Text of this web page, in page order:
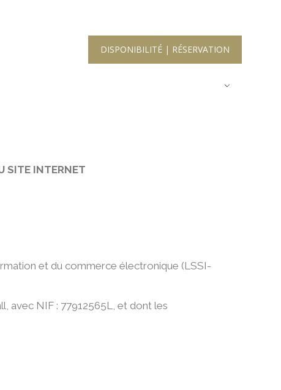
DISPONIBILITÉ | RÉSERVATION
SITE INTERNET
et du commerce électronique (LSSI-
avec NIF : 77912565L, et dont les